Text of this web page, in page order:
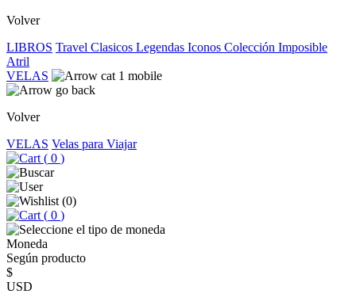
Volver
LIBROS Travel Clasicos Legendas Iconos Colección Imposible
Atril
VELAS
Volver
VELAS Velas para Viajar
( 0 )
(0)
( 0 )
Moneda
Según producto
$
USD